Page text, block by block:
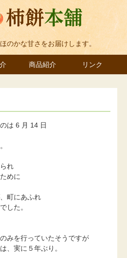
のかな甘さをお届けします。
商品紹介 リンク
は 6 月 14 日
れ
めに
町にあふれ
した。
みを行っていたそうですが
、実に５年ぶり。